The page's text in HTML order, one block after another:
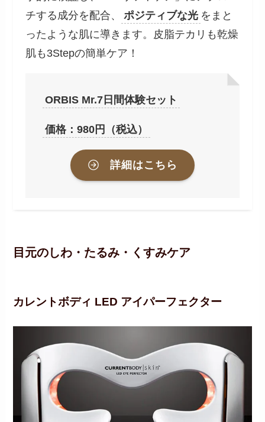
チする成分を配合、
ポジティブな光 をまと
ったような肌に導きます。皮脂テカリも乾燥
肌も3Stepの簡単ケア！
ORBIS Mr.7日間体験セット
価格：980円（税込）
詳細はこちら
目元のしわ・たるみ・くすみケア
カレントボディ LED アイパーフェクター